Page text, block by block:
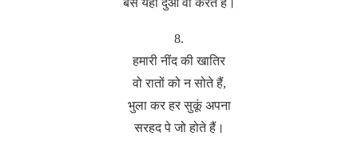
बस यही दुआ वो करते हैं।
8.
हमारी नींद की खातिर
वो रातों को न सोते हैं,
भुला कर हर सुकूं अपना
सरहद पे जो होते हैं।